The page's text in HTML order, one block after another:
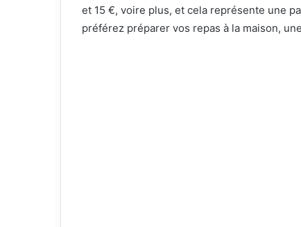
et 15 €, voire plus, et cela représente une
préférez préparer vos repas à la maison,